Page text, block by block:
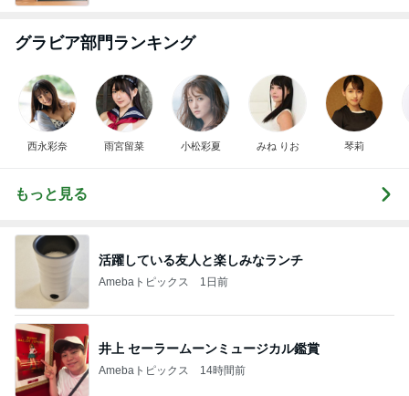
グラビア部門ランキング
西永彩奈 雨宮留菜 小松彩夏 みね りお 琴莉
もっと見る
活躍している友人と楽しみなランチ
Amebaトピックス 1日前
井上 セーラームーンミュージカル鑑賞
Amebaトピックス 14時間前